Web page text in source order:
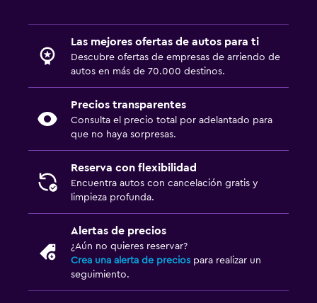
Las mejores ofertas de autos para ti
Descubre ofertas de empresas de arriendo de
autos en más de 70.000 destinos.
Precios transparentes
Consulta el precio total por adelantado para
que no haya sorpresas.
Reserva con flexibilidad
Encuentra autos con cancelación gratis y
limpieza profunda.
Alertas de precios
¿Aún no quieres reservar?
Crea una alerta de precios para realizar un
seguimiento.